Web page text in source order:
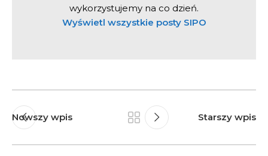
wykorzystujemy na co dzień.
Wyświetl wszystkie posty SIPO
Nowszy wpis Starszy wpis